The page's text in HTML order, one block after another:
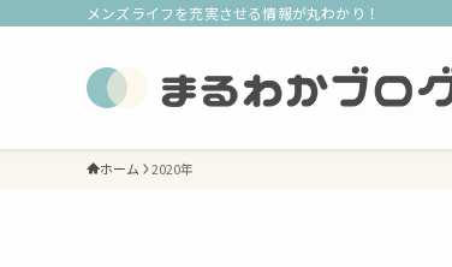
メンズライフを充実させる情報が丸わかり！
ホーム 2020年